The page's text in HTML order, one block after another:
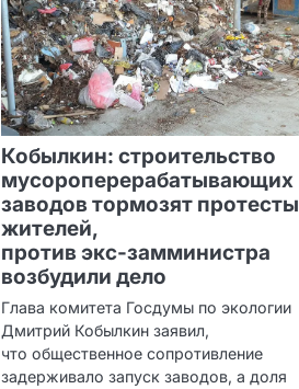
Кобылкин: строительство
мусороперерабатывающих
заводов тормозят протесты
жителей,
против экс‑замминистра
возбудили дело
Глава комитета Госдумы по экологии
Дмитрий Кобылкин заявил,
что общественное сопротивление
задерживало запуск заводов, а доля